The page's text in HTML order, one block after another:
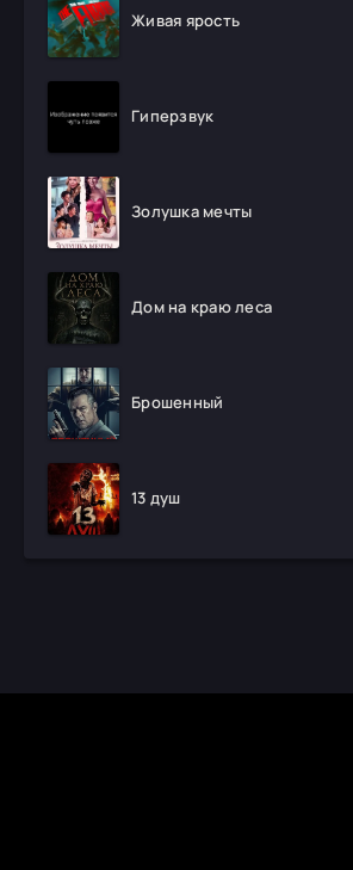
Живая ярость
Гиперзвук
Золушка мечты
Дом на краю леса
Брошенный
13 душ